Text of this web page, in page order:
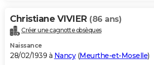
Christiane VIVIER (86 ans)
Créer une cagnotte obsèques
Naissance
28/02/1939 à Nancy(Meurthe-et-Moselle)